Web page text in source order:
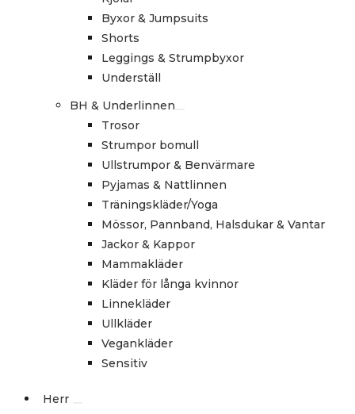
Byxor & Jumpsuits
Shorts
Leggings & Strumpbyxor
Underställ
BH & Underlinnen
Trosor
Strumpor bomull
Ullstrumpor & Benvärmare
Pyjamas & Nattlinnen
Träningskläder/Yoga
Mössor, Pannband, Halsdukar & Vantar
Jackor & Kappor
Mammakläder
Kläder för långa kvinnor
Linnekläder
Ullkläder
Vegankläder
Sensitiv
Herr